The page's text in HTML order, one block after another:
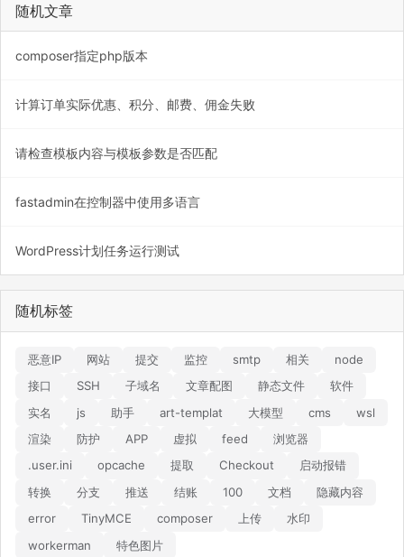
随机文章
composer指定php版本
计算订单实际优惠、积分、邮费、佣金失败
请检查模板内容与模板参数是否匹配
fastadmin在控制器中使用多语言
WordPress计划任务运行测试
随机标签
恶意IP 网站 提交 监控 smtp 相关
node
接口
SSH 子域名 文章配图 静态文件
软件
实名
js 助手 art-templat 大模型 cms
wsl
渲染
防护 APP 虚拟 feed
浏览器
.user.ini
opcache 提取 Checkout
启动报错
转换
分支 推送 结账 100 文档
隐藏内容
error
TinyMCE composer 上传
水印
workerman
特色图片